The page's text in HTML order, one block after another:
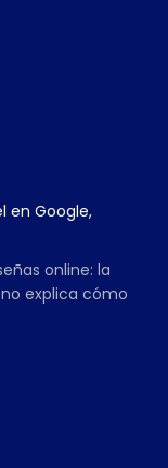
en Google,
online: la
explica cómo